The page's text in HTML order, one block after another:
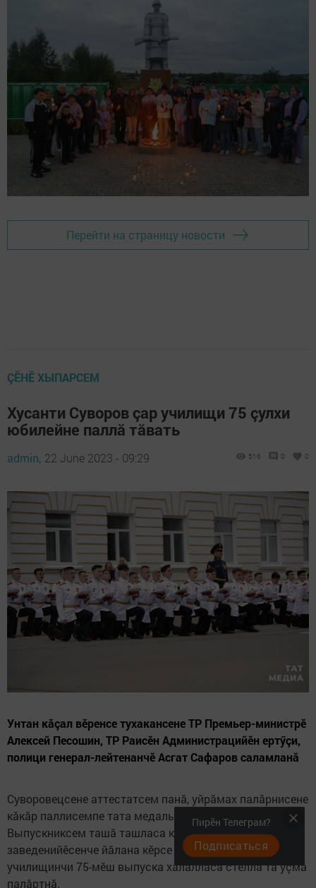
Перейти на страницу новости
ÇӖНӖ ХЫПАРСЕМ
Хусанти Суворов çар училищи 75 çулхи
юбилейне паллă тăвать
admin, 22 June 2023 - 09:29 516 0 0
Унтан кăçал вӗренсе тухакансене ТР Премьер-министрӗ
Алексей Песошин, ТР Раисӗн Администрацийӗн ертӳçи,
полици генерал-лейтенанчӗ Асгат Сафаров саламланă
Суворовецсене аттестатсем панă, уйрăмах палăрнисене
кăкăр паллисемпе тата медальсемпе чысланă.
Выпускниксем ташă ташласа кăтартасси те çар
заведенийӗсенче йăлана кӗрсе пырать. Суворов çар
училищинчи 75-мӗш выпуска халалласа стелла та уçма
палăртнă.
Пирӗн Телеграм?
Подписаться